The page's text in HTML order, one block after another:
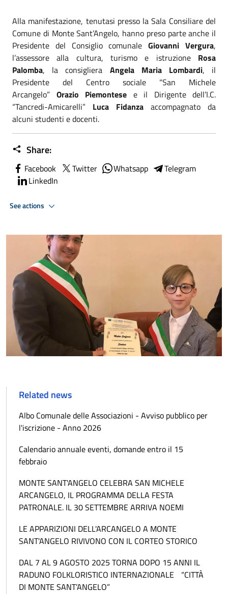
Alla manifestazione, tenutasi presso la Sala Consiliare del
Comune di Monte Sant’Angelo, hanno preso parte anche il
Presidente del Consiglio comunaleGiovanni Vergura,
l’assessore alla cultura, turismo e istruzione Rosa
Palomba, la consigliera Angela Maria Lombardi, il
Presidente del Centro sociale “San Michele
Arcangelo” Orazio Piemontese e il Dirigente dell’I.C.
“Tancredi-Amicarelli” Luca Fidanza accompagnato da
alcuni studenti e docenti.
Share:
Facebook Twitter Whatsapp
Telegram
LinkedIn
See actions
Related news
Albo Comunale delle Associazioni - Avviso pubblico per
l'iscrizione - Anno 2026
Calendario annuale eventi, domande entro il 15
febbraio
MONTE SANT'ANGELO CELEBRA SAN MICHELE
ARCANGELO, IL PROGRAMMA DELLA FESTA
PATRONALE. IL 30 SETTEMBRE ARRIVA NOEMI
LE APPARIZIONI DELL'ARCANGELO A MONTE
SANT'ANGELO RIVIVONO CON IL CORTEO STORICO
DAL 7 AL 9 AGOSTO 2025 TORNA DOPO 15 ANNI IL
RADUNO FOLKLORISTICO INTERNAZIONALE “CITTÀ
DI MONTE SANT’ANGELO”